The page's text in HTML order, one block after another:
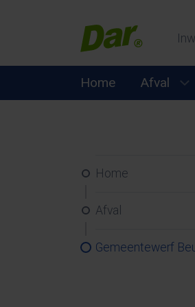
Home Afval
Home
Afval
Gemeentewerf